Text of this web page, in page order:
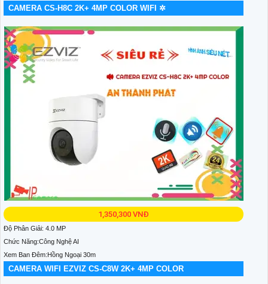
CAMERA CS-H8C 2K+ 4MP COLOR WIFI ✲
1,350,300 VNĐ
Độ Phân Giải: 4.0 MP
Chức Năng:Công Nghệ AI
Xem Ban Đêm:Hồng Ngoại 30m
CAMERA WIFI EZVIZ CS-C8W 2K+ 4MP COLOR